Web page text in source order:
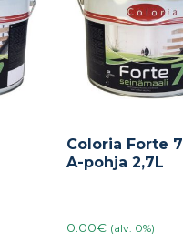
Coloria Forte 7
A-pohja 2,7L
0.00€ (alv. 0%)